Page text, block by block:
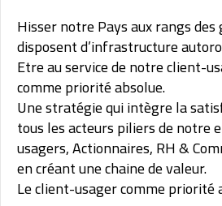
Hisser notre Pays aux rangs
disposent d’infrastructure
Etre au service de notre client-
comme priorité absolue.
Une stratégie qui intègre la
tous les acteurs piliers de notre
usagers, Actionnaires, RH &
en créant une chaine de valeur.
Le client-usager comme priorité